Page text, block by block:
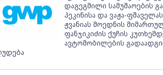
დაგეგმილი სამუშაოების
პეკინისა და ვაჟა-
ჟვანიას მოედნის
ფანჯიკიძის ქუჩის
ავტომობილების